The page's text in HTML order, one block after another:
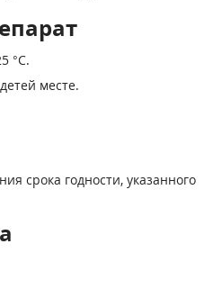
°С.
месте.
срока годности, указанного